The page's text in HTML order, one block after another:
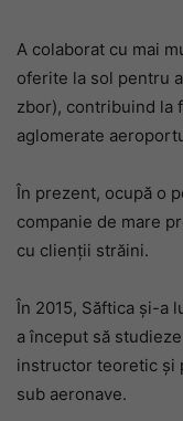
A colaborat cu mai
oferite la sol pentru
zbor), contribuind la
aglomerate
În prezent, ocupă o
companie de mare
cu clienții străini.
În 2015, Săftica și-a
a început să
instructor teoretic și
sub aeronave.